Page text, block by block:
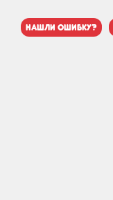
нашли ошибку?